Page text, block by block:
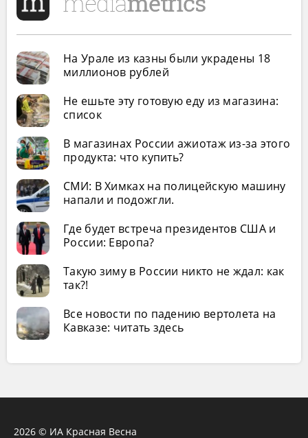
На Урале из казны были украдены 18
миллионов рублей
Не ешьте эту готовую еду из магазина:
список
В магазинах России ажиотаж из-за этого
продукта: что купить?
СМИ: В Химках на полицейскую машину
напали и подожгли.
Где будет встреча президентов США и
России: Европа?
Такую зиму в России никто не ждал: как
так?!
Все новости по падению вертолета на
Кавказе: читать здесь
2026 © ИА Красная Весна